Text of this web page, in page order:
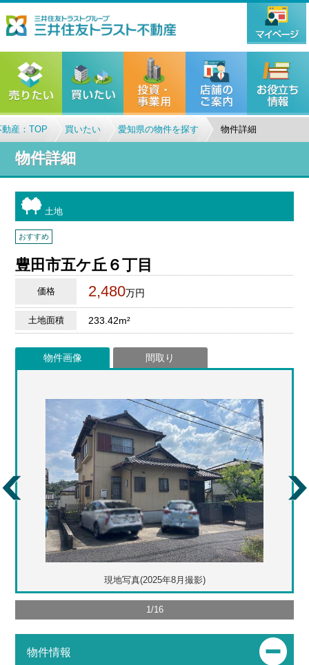
産：TOP 買いたい 愛知県の物件を探す 物件詳細
物件詳細
土地
おすすめ
豊田市五ケ丘６丁目
価格 2,480万円
土地面積 233.42m²
物件画像 間取り
現地写真(2025年8月撮影)
1/16
物件情報